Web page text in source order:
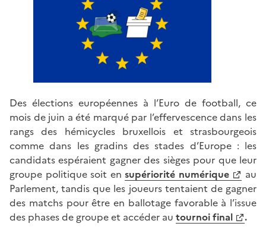
Des élections européennes à l’Euro de football, ce
mois de juin a été marqué par l’effervescence dans les
rangs des hémicycles bruxellois et strasbourgeois
comme dans les gradins des stades d’Europe : les
candidats espéraient gagner des sièges pour que leur
groupe politique soit ensupériorité numérique
au
Parlement, tandis que les joueurs tentaient de gagner
des matchs pour être en ballotage favorable à l’issue
des phases de groupe et accéder au tournoi final .